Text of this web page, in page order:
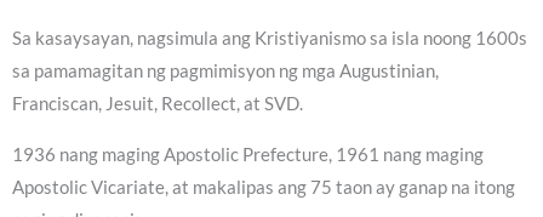
Sa kasaysayan, nagsimula ang Kristiyanismo sa isla noong 1600s
sa pamamagitan ng pagmimisyon ng mga Augustinian,
Franciscan, Jesuit, Recollect, at SVD.
1936 nang maging Apostolic Prefecture, 1961 nang maging
Apostolic Vicariate, at makalipas ang 75 taon ay ganap na itong